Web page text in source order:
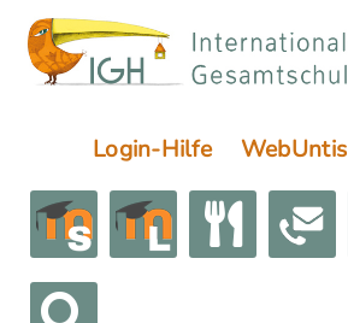
Login-Hilfe WebUntis